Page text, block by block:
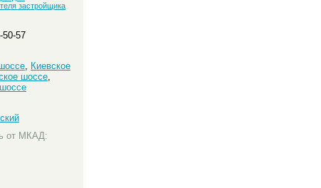
застройщика
50-57
, Киевское
шоссе,
от МКАД: